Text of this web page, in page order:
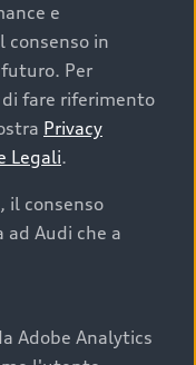
di
prima di
e all'aspetto,
corrisponde a
e
consenso in
Per
fare riferimento
Privacy
Legali.
il consenso
Audi che a
Adobe Analytics